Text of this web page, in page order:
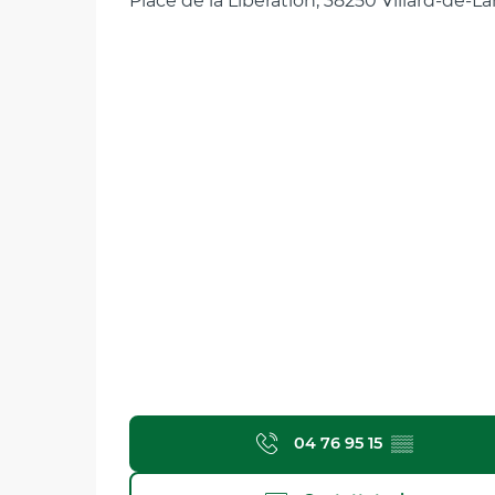
04 76 95 15 ▒▒